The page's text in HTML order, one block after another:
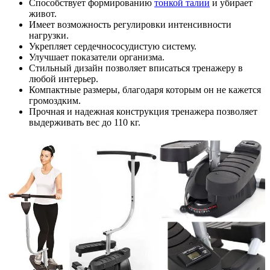
Способствует формированию тонкой талии и убирает
живот.
Имеет возможность регулировки интенсивности
нагрузки.
Укрепляет сердечнососудистую систему.
Улучшает показатели организма.
Стильный дизайн позволяет вписаться тренажеру в
любой интерьер.
Компактные размеры, благодаря которым он не кажется
громоздким.
Прочная и надежная конструкция тренажера позволяет
выдерживать вес до 110 кг.